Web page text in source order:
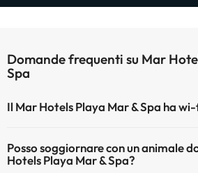
Domande frequenti su Mar
Spa
Il Mar Hotels Playa Mar & Spa ha
Posso soggiornare con un animale
Hotels Playa Mar & Spa?